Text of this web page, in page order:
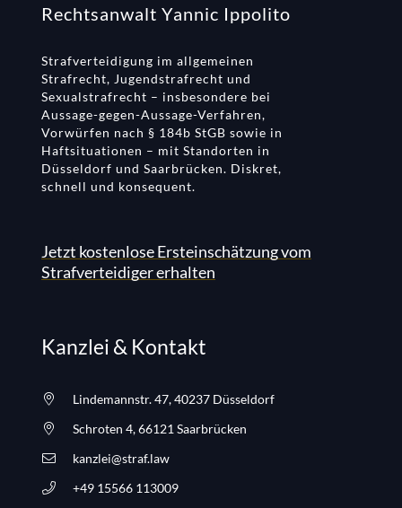
Rechtsanwalt Yannic Ippolito
Strafverteidigung im allgemeinen
Strafrecht, Jugendstrafrecht und
Sexualstrafrecht – insbesondere bei
Aussage-gegen-Aussage-Verfahren,
Vorwürfen nach § 184b StGB sowie in
Haftsituationen – mit Standorten in
Düsseldorf und Saarbrücken. Diskret,
schnell und konsequent.
Jetzt kostenlose Ersteinschätzung vom
Strafverteidiger erhalten
Kanzlei & Kontakt
Lindemannstr. 47, 40237 Düsseldorf
Schroten 4, 66121 Saarbrücken
kanzlei@straf.law
+49 15566 113009